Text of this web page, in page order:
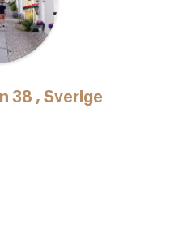
38 , Sverige